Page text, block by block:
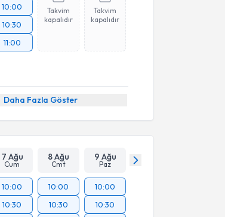
10:00
10:30
11:00
Takvim
kapalıdır
Takvim
kapalıdır
Daha Fazla Göster
7 Ağu
Cum
8 Ağu
Cmt
9 Ağu
Paz
10:00
10:30
10:00
10:30
10:00
10:30